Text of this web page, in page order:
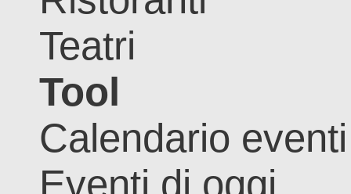
Teatri
Tool
Calendario eventi
Eventi di oggi